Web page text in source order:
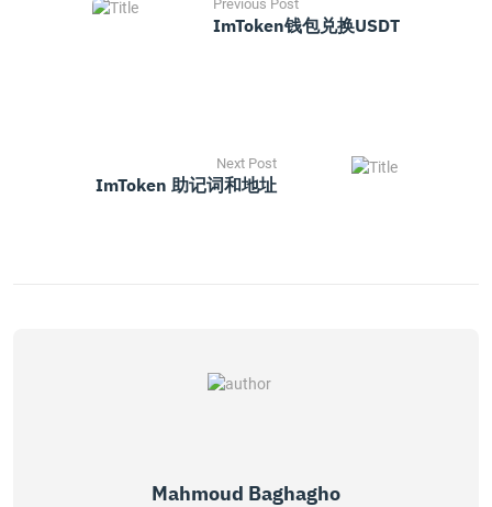
Previous Post
ImToken钱包兑换USDT
Next Post
ImToken 助记词和地址
Mahmoud Baghagho